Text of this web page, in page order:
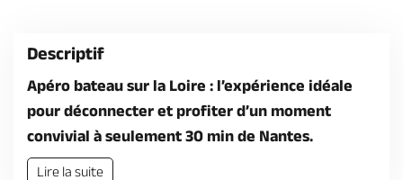
Brochures & Cartes Offices de tourisme Comment venir ?
Descriptif
Apéro bateau sur la Loire : l’expérience idéale
pour déconnecter et profiter d’un moment
convivial à seulement 30 min de Nantes.
Lire la suite